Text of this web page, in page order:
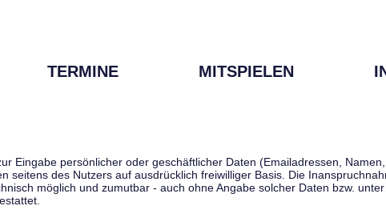
TERMINE MITSPIELEN
Eingabe persönlicher oder geschäftlicher Daten (Emailadressen, Namen,
seitens des Nutzers auf ausdrücklich freiwilliger Basis. Die
möglich und zumutbar - auch ohne Angabe solcher Daten bzw. unter